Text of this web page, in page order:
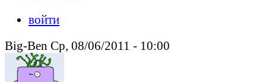
войти
Big-Ben Ср, 08/06/2011 - 10:00